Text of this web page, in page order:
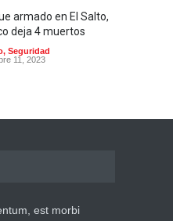
armado en El Salto,
deja 4 muertos
, Seguridad
11, 2023
nueve
de restos
15, 2023est morbi